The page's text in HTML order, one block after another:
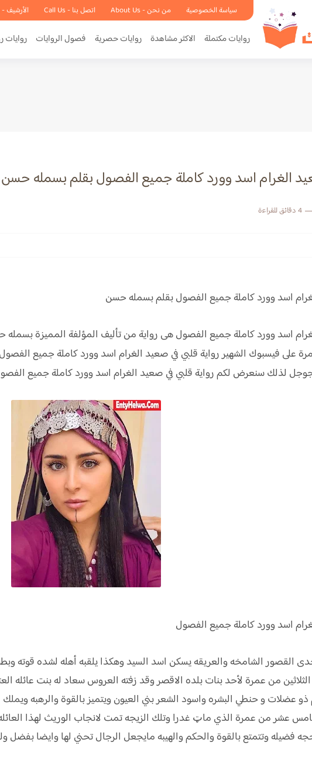
سياسة الخصوصية من نحن - About Us اتصل بنا - Call Us الأرشيف - Archive
روايات مكتملة الاكثر مشاهدة روايات حصرية فصول الروايات روايات
الغرام اسد وورد كاملة جميع الفصول بقلم بسمله حسن
4 دقائق للقراءة
اسد وورد كاملة جميع الفصول بقلم بسمله حسن
اسد وورد كاملة جميع الفصول هى رواية من تأليف المؤلفة المميزة
على فيسبوك الشهير رواية قلبي في صعيد الغرام اسد وورد كاملة جميع
لذلك سنعرض لكم رواية قلبي في صعيد الغرام اسد وورد كاملة جميع
اسد وورد كاملة جميع الفصول
القصور الشامخه والعريقه يسكن اسد السيد وهكذا يلقبه أهله لشده قوته
من عمرة لأحد بنات بلده الاقصر وقد زفته العروس سعاد له بنت عائله
و حنطي البشره واسود الشعر بني العيون ويتميز بالقوة والرهبه ويملك
عشر من عمرة الذي ماټ غدرا وتلك الزيجه تمت لانجاب الوريث لهذا
فضيله وتتمتع بالقوة والحكم والهيبه مايجعل الرجال تحني لها وايضا